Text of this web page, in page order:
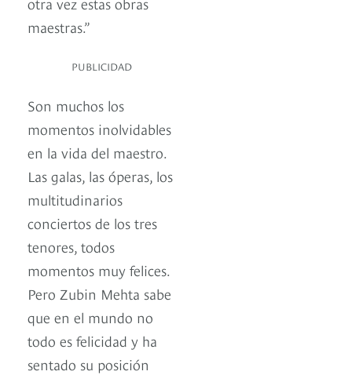
maestras.”
PUBLICIDAD
Son muchos los
momentos inolvidables
en la vida del maestro.
Las galas, las óperas, los
multitudinarios
conciertos de los tres
tenores, todos
momentos muy felices.
Pero Zubin Mehta sabe
que en el mundo no
todo es felicidad y ha
sentado su posición